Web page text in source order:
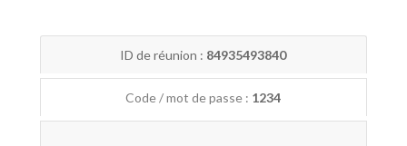
ID de réunion : 84935493840
Code / mot de passe : 1234